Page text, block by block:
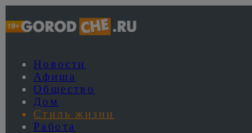
Новости
Афиша
Общество
Дом
Стиль жизни
Работа